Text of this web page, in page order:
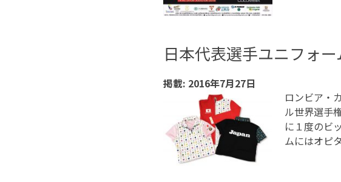
日本代表選手ユニフォ
掲載: 2016年7月27日
ロンビア・
ル世界選手
に１度のビ
ムにはオピ